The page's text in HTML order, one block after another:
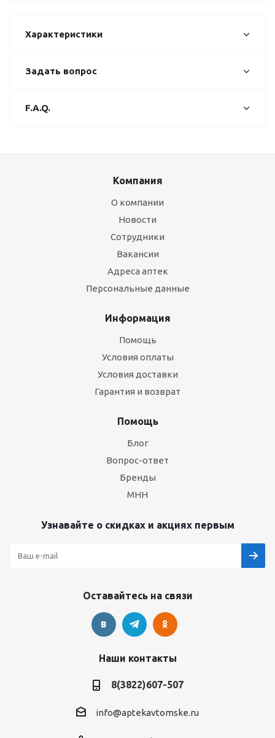
Характеристики
Задать вопрос
F.A.Q.
Компания
О компании
Новости
Сотрудники
Вакансии
Адреса аптек
Персональные данные
Информация
Помощь
Условия оплаты
Условия доставки
Гарантия и возврат
Помощь
Блог
Вопрос-ответ
Бренды
МНН
Узнавайте о скидках и акциях первым
Оставайтесь на связи
Наши контакты
8(3822)607-507
info@aptekavtomske.ru